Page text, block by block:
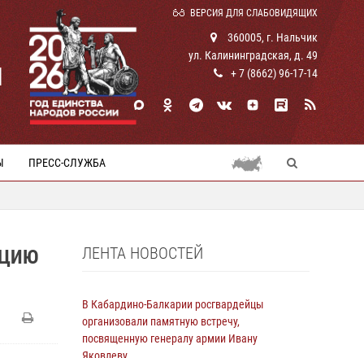
ВЕРСИЯ ДЛЯ СЛАБОВИДЯЩИХ
360005, г. Нальчик
ул. Калининградская, д. 49
+ 7 (8662) 96-17-14
ПРЕСС-СЛУЖБА
ЛЕНТА НОВОСТЕЙ
В Кабардино-Балкарии росгвардейцы
организовали памятную встречу,
посвященную генералу армии Ивану